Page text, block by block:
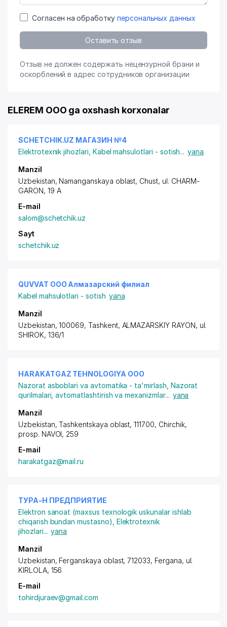
Согласен на обработку персональных данных
Оставить отзыв
Отзыв не должен содержать нецензурной брани и
оскорблений в адрес сотрудников организации
ELEREM OOO ga oxshash korxonalar
SCHETCHIK.UZ МАГАЗИН №4
Elektrotexnik jihozlari Kabel mahsulotlari - sotish... yana
Manzil
Uzbekistan, Namanganskaya oblast, Chust, ul. CHARM-
GARON, 19 A
E-mail
salom@schetchik.uz
Sayt
schetchik.uz
QUVVAT ООО Алмазарский филиал
Kabel mahsulotlari - sotish yana
Manzil
Uzbekistan, 100069, Tashkent, ALMAZARSKIY RAYON, ul.
SHIROK, 136/1
HARAKATGAZ TEHNOLOGIYA ООО
Nazorat asboblari va avtomatika - ta'mirlash Nazorat
qurilmalari, avtomatlashtirish va mexanizmlar... yana
Manzil
Uzbekistan, Tashkentskaya oblast, 111700, Chirchik,
prosp. NAVOI, 259
E-mail
harakatgaz@mail.ru
ТУРА-Н ПРЕДПРИЯТИЕ
Elektron sanoat (maxsus texnologik uskunalar ishlab
chiqarish bundan mustasno) Elektrotexnik
jihozlari... yana
Manzil
Uzbekistan, Ferganskaya oblast, 712033, Fergana, ul.
KIRLOLA, 156
E-mail
tohirdjuraev@gmail.com